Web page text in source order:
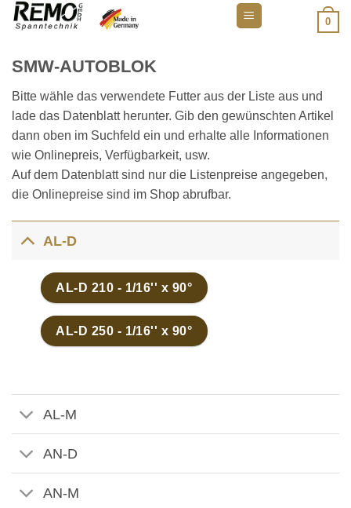
Zum
Inhalt
0
SMW-AUTOBLOK
Bitte wähle das verwendete Futter aus der Liste aus und
lade das Datenblatt herunter. Gib den gewünschten Artikel
dann oben im Suchfeld ein und erhalte alle Informationen
wie Onlinepreis, Verfügbarkeit, usw.
Auf dem Datenblatt sind nur die Listenpreise angegeben,
die Onlinepreise sind im Shop abrufbar.
AL-D
AL-D 210 - 1/16'' x 90°
AL-D 250 - 1/16'' x 90°
AL-M
AN-D
AN-M